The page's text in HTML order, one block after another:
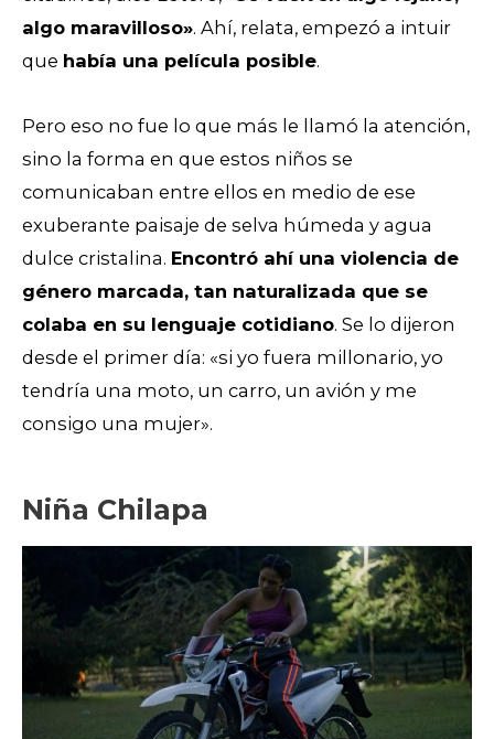
algo maravilloso». Ahí, relata, empezó a intuir
que había una película posible.
Pero eso no fue lo que más le llamó la atención,
sino la forma en que estos niños se
comunicaban entre ellos en medio de ese
exuberante paisaje de selva húmeda y agua
dulce cristalina. Encontró ahí una violencia de
género marcada, tan naturalizada que se
colaba en su lenguaje cotidiano. Se lo dijeron
desde el primer día: «si yo fuera millonario, yo
tendría una moto, un carro, un avión y me
consigo una mujer».
Niña Chilapa